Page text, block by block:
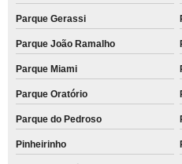
Parque Gerassi
Parque João Ramalho
Parque Miami
Parque Oratório
Parque do Pedroso
Pinheirinho